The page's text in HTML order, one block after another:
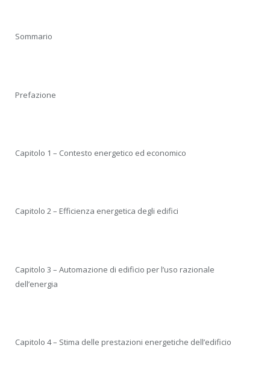
Sommario
Prefazione
Capitolo 1 – Contesto energetico ed economico
Capitolo 2 – Efficienza energetica degli edifici
Capitolo 3 – Automazione di edificio per l’uso razionale
dell’energia
Capitolo 4 – Stima delle prestazioni energetiche dell’edificio